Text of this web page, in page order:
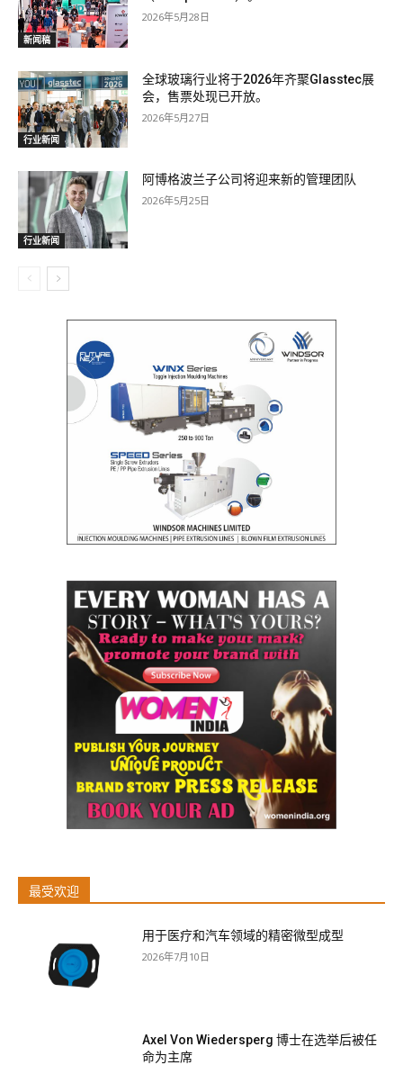
新闻稿
2026年5月28日
行业新闻
全球玻璃行业将于2026年齐聚Glasstec展
会，售票处现已开放。
2026年5月27日
行业新闻
阿博格波兰子公司将迎来新的管理团队
2026年5月25日
最受欢迎
用于医疗和汽车领域的精密微型成型
2026年7月10日
Axel Von Wiedersperg 博士在选举后被任
命为主席